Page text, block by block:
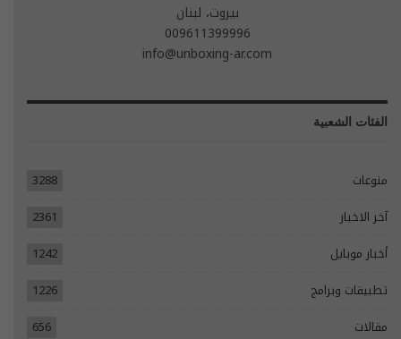
بيروت، لبنان
009611399996
info@unboxing-ar.com
الفئات الشعبية
منوعات
3288
آخر الاخبار
2361
أخبار موبايل
1242
تطبيقات وبرامج
1226
مقالات
656